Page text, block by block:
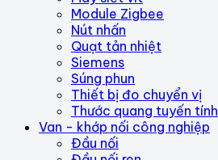
Module Zigbee
Nút nhấn
Quạt tản nhiệt
Siemens
Súng phun
Thiết bị đo chuyển vị
Thước quang tuyến tính
Van - khớp nối công nghiệp
Đầu nối